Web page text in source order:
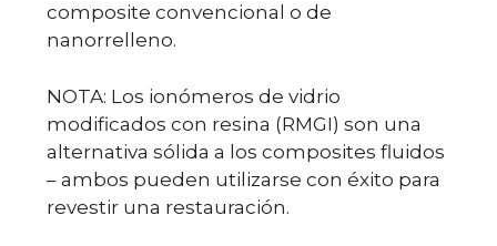
composite convencional o de
nanorrelleno.
NOTA: Los ionómeros de vidrio
modificados con resina (RMGI) son una
alternativa sólida a los composites fluidos
– ambos pueden utilizarse con éxito para
revestir una restauración.